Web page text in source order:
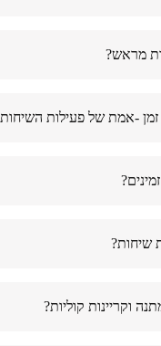
מראש?
-אמת של פעילות
שיחות?
וקריינות קוליות?